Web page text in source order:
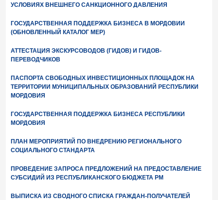
УСЛОВИЯХ ВНЕШНЕГО САНКЦИОННОГО ДАВЛЕНИЯ
ГОСУДАРСТВЕННАЯ ПОДДЕРЖКА БИЗНЕСА В МОРДОВИИ
(ОБНОВЛЕННЫЙ КАТАЛОГ МЕР)
АТТЕСТАЦИЯ ЭКСКУРСОВОДОВ (ГИДОВ) И ГИДОВ-
ПЕРЕВОДЧИКОВ
ПАСПОРТА СВОБОДНЫХ ИНВЕСТИЦИОННЫХ ПЛОЩАДОК НА
ТЕРРИТОРИИ МУНИЦИПАЛЬНЫХ ОБРАЗОВАНИЙ РЕСПУБЛИКИ
МОРДОВИЯ
ГОСУДАРСТВЕННАЯ ПОДДЕРЖКА БИЗНЕСА РЕСПУБЛИКИ
МОРДОВИЯ
ПЛАН МЕРОПРИЯТИЙ ПО ВНЕДРЕНИЮ РЕГИОНАЛЬНОГО
СОЦИАЛЬНОГО СТАНДАРТА
ПРОВЕДЕНИЕ ЗАПРОСА ПРЕДЛОЖЕНИЙ НА ПРЕДОСТАВЛЕНИЕ
СУБСИДИЙ ИЗ РЕСПУБЛИКАНСКОГО БЮДЖЕТА РМ
ВЫПИСКА ИЗ СВОДНОГО СПИСКА ГРАЖДАН-ПОЛУЧАТЕЛЕЙ